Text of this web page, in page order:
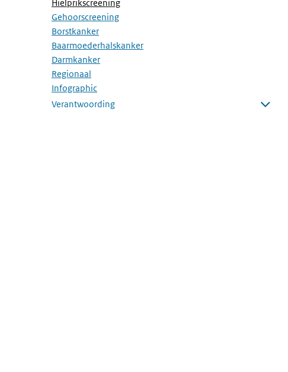
Hielprikscreening
Gehoorscreening
Borstkanker
Baarmoederhalskanker
Darmkanker
Regionaal
Infographic
Verantwoording